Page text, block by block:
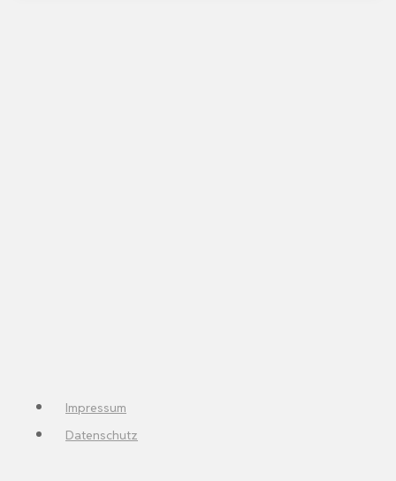
Impressum
Datenschutz